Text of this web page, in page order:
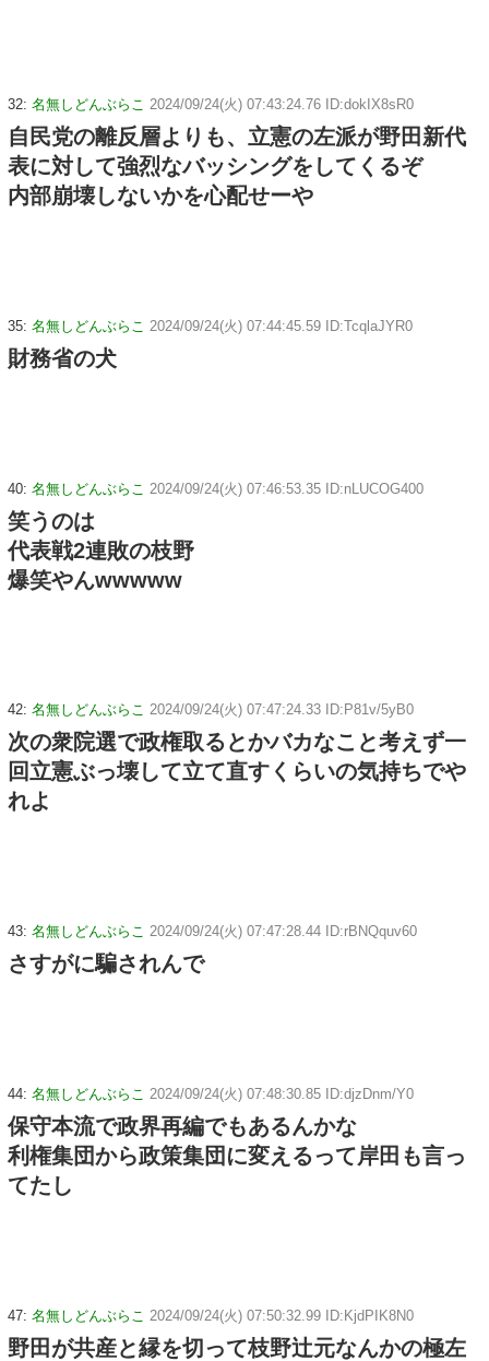
32: 名無しどんぶらこ 2024/09/24(火) 07:43:24.76 ID:dokIX8sR0
自民党の離反層よりも、立憲の左派が野田新代
表に対して強烈なバッシングをしてくるぞ
内部崩壊しないかを心配せーや
35: 名無しどんぶらこ 2024/09/24(火) 07:44:45.59 ID:TcqlaJYR0
財務省の犬
40: 名無しどんぶらこ 2024/09/24(火) 07:46:53.35 ID:nLUCOG400
笑うのは
代表戦2連敗の枝野
爆笑やんwwwww
42: 名無しどんぶらこ 2024/09/24(火) 07:47:24.33 ID:P81v/5yB0
次の衆院選で政権取るとかバカなこと考えず一
回立憲ぶっ壊して立て直すくらいの気持ちでや
れよ
43: 名無しどんぶらこ 2024/09/24(火) 07:47:28.44 ID:rBNQquv60
さすがに騙されんで
44: 名無しどんぶらこ 2024/09/24(火) 07:48:30.85 ID:djzDnm/Y0
保守本流で政界再編でもあるんかな
利権集団から政策集団に変えるって岸田も言っ
てたし
47: 名無しどんぶらこ 2024/09/24(火) 07:50:32.99 ID:KjdPIK8N0
野田が共産と縁を切って枝野辻元なんかの極左